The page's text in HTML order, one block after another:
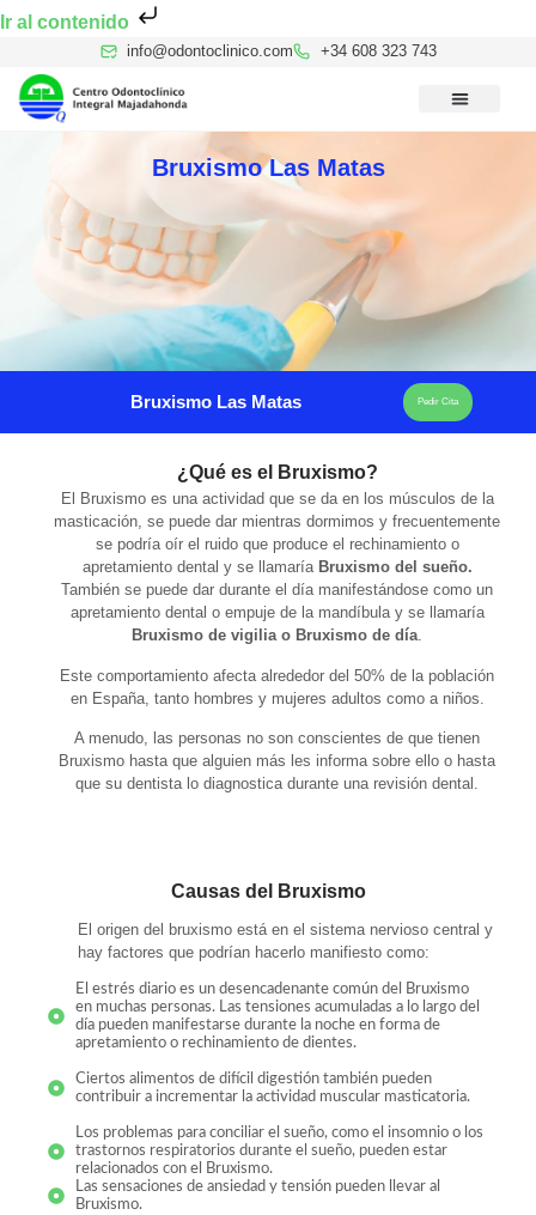
Ir al contenido
info@odontoclinico.com +34 608 323 743
Bruxismo Las Matas
Bruxismo Las Matas Pedir Cita
¿Qué es el Bruxismo?
El Bruxismo es una actividad que se da en los músculos de la
masticación, se puede dar mientras dormimos y frecuentemente
se podría oír el ruido que produce el rechinamiento o
apretamiento dental y se llamaría Bruxismo del sueño.
También se puede dar durante el día manifestándose como un
apretamiento dental o empuje de la mandíbula y se llamaría
Bruxismo de vigilia o Bruxismo de día.
Este comportamiento afecta alrededor del 50% de la población
en España, tanto hombres y mujeres adultos como a niños.
A menudo, las personas no son conscientes de que tienen
Bruxismo hasta que alguien más les informa sobre ello o hasta
que su dentista lo diagnostica durante una revisión dental.
Causas del Bruxismo
El origen del bruxismo está en el sistema nervioso central y
hay factores que podrían hacerlo manifiesto como:
El estrés diario es un desencadenante común del Bruxismo
en muchas personas. Las tensiones acumuladas a lo largo del
día pueden manifestarse durante la noche en forma de
apretamiento o rechinamiento de dientes.
Ciertos alimentos de difícil digestión también pueden
contribuir a incrementar la actividad muscular masticatoria.
Los problemas para conciliar el sueño, como el insomnio o los
trastornos respiratorios durante el sueño, pueden estar
relacionados con el Bruxismo.
Las sensaciones de ansiedad y tensión pueden llevar al
Bruxismo.